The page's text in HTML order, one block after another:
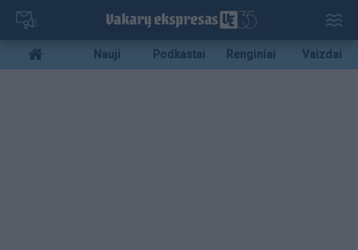
Pereiti
pagrindinį
turinį
Mobile
menu
Nauji Podkastai Renginiai Vaizdai